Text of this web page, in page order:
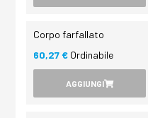
Corpo farfallato
60,27 € Ordinabile
AGGIUNGI